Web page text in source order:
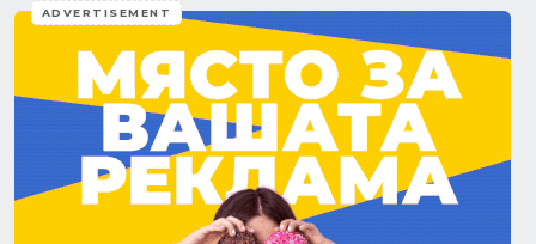
ADVERTISEMENT